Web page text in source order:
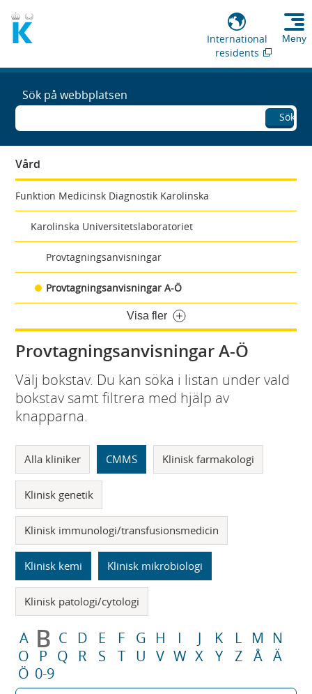
International
residents
Meny
Sök på webbplatsen
Sök
Vård
Funktion Medicinsk Diagnostik Karolinska
Karolinska Universitetslaboratoriet
Provtagningsanvisningar
Provtagningsanvisningar A-Ö
Visa fler
Provtagningsanvisningar A-Ö
Välj bokstav. Du kan söka i listan under vald
bokstav samt filtrera med hjälp av
knapparna.
Alla kliniker CMMS Klinisk farmakologi
Klinisk genetik
Klinisk immunologi/transfusionsmedicin
Klinisk kemi Klinisk mikrobiologi
Klinisk patologi/cytologi
A B C D E F G H I J K L M N
O
P Q R S T U V W X Y Z Å Ä
Ö 0-9